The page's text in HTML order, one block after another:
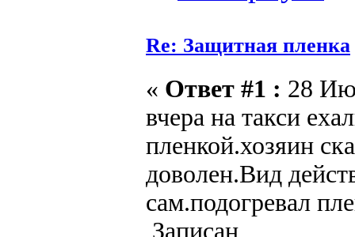
Re: Защитная пленка
« Ответ #1 : 28
вчера на такси
пленкой.хозяин
доволен.Вид
сам.подогревал
Записан